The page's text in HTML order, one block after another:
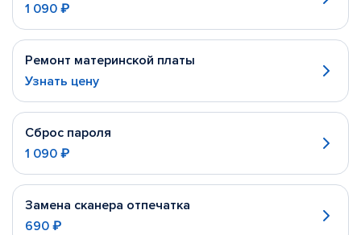
1 090 ₽
Ремонт материнской платы
Узнать цену
Сброс пароля
1 090 ₽
Замена сканера отпечатка
690 ₽